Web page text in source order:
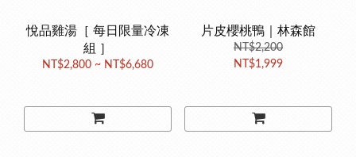
悅品雞湯［ 每日限量冷凍
組 ］
NT$2,800 ~ NT$6,680
片皮櫻桃鴨｜林森館
NT$2,200
NT$1,999